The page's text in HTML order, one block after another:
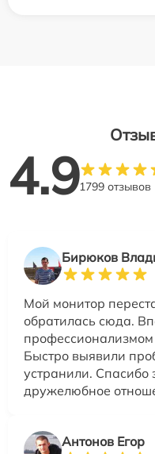
4.91799 отзывов
Бирюков
Мой монитор
обратилась сюда.
Быстро выявили
устранили. Спасибо
дружелюбное
Антонов Егор